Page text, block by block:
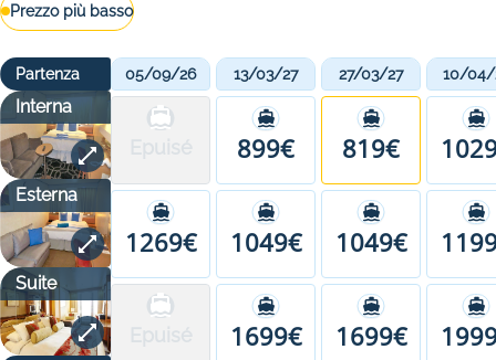
Prezzo più basso
Partenza
Interna
Esterna
Suite
05/09/26 13/03/27 27/03/27 10/04/
899€ 819€
1269€ 1049€ 1049€
1699€ 1699€